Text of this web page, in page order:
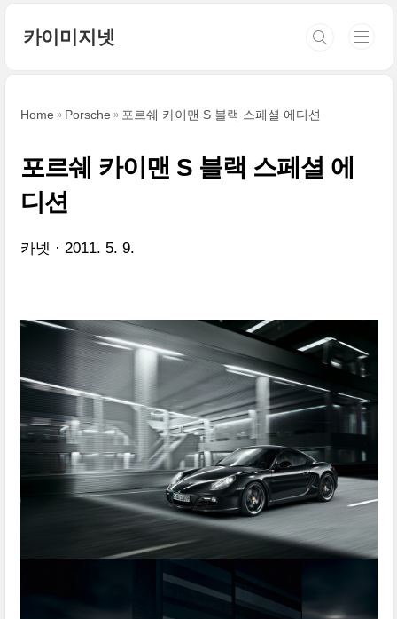
카이미지넷
Home Porsche 포르쉐 카이맨 S 블랙 스페셜 에디션
포르쉐 카이맨 S 블랙 스페셜 에
디션
카넷 2011. 5. 9.